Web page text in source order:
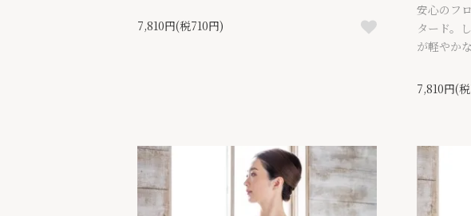
7,810円(税710円)
安心のフ
タード。
が軽やか
7,810円(